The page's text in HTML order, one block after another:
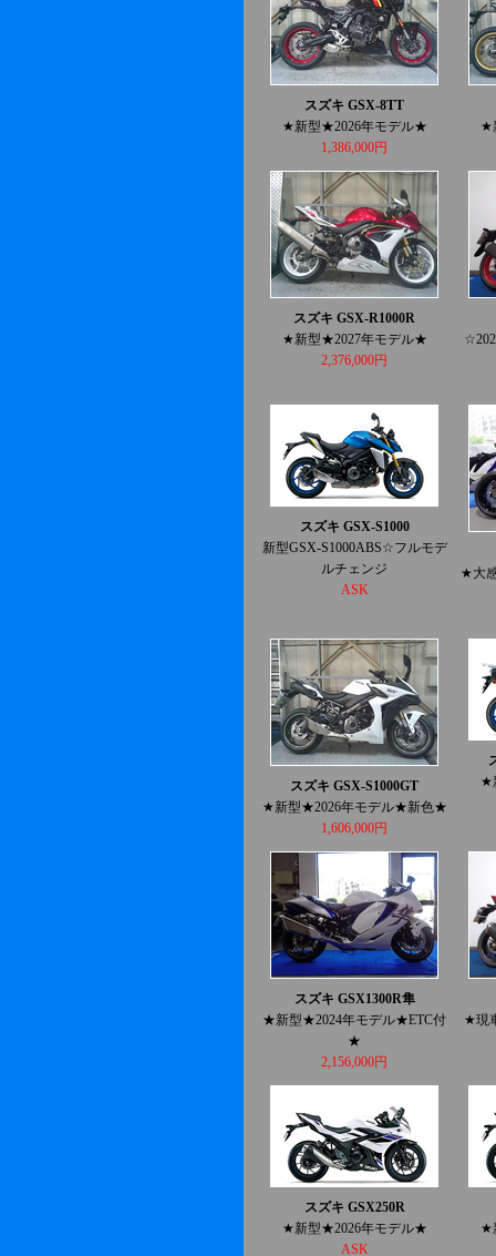
スズキ GSX-8TT
★新型★2026年モデル★
1,386,000円
★
スズキ GSX-R1000R
★新型★2027年モデル★
2,376,000円
スズキ GSX-S1000
新型GSX-S1000ABS☆フルモデ
ルチェンジ
ASK
★大
スズキ GSX-S1000GT
★新型★2026年モデル★新色★
1,606,000円
★
スズキ GSX1300R隼
★新型★2024年モデル★ETC付
★
2,156,000円
★現
スズキ GSX250R
★新型★2026年モデル★
ASK
★